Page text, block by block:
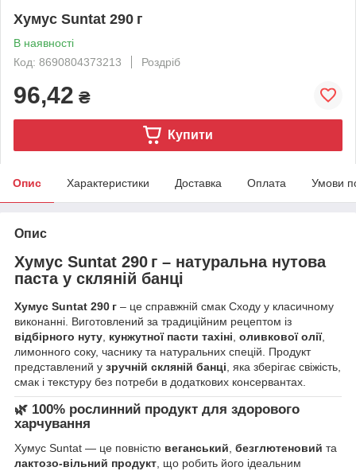
Хумус Suntat 290 г
В наявності
Код: 8690804373213
Роздріб
96,42 ₴
Купити
Опис Характеристики Доставка Оплата Умови
Опис
Хумус Suntat 290 г – натуральна нутова
паста у скляній банці
Хумус Suntat 290 г – це справжній смак Сходу у класичному
виконанні. Виготовлений за традиційним рецептом із
відбірного нуту, кунжутної пасти тахіні, оливкової олії,
лимонного соку, часнику та натуральних спецій. Продукт
представлений у зручній скляній банці, яка зберігає свіжість,
смак і текстуру без потреби в додаткових консервантах.
🌿 100% рослинний продукт для здорового
харчування
Хумус Suntat — це повністю веганський, безглютеновий та
лактозо-вільний продукт, що робить його ідеальним